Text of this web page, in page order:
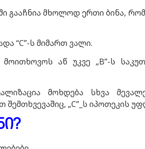
გააჩნია მხოლოდ ერთი ბინა,
“C”-ს მიმართ ვალი.
აწ უკვე „B”-ს
მოხდება სხვა
„C”_ს იპოთეკის